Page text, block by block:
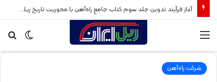
آغاز فرآیند تدوین جلد سوم کتاب جامع راه‌آهن با محوریت تاریخ ریلی پس از انقلاب اسلامی
تغییر
پوسته
شرکت راه‌آهن